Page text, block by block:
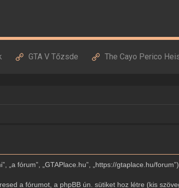
GTA V Tőzsde The Cayo Perico
„a fórum”, „GTAPlace.hu”, „https://gtaplace.hu/
a fórumot, a phpBB ún. sütiket hoz létre (kis